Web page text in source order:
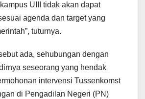
UIII tidak akan dapat
agenda dan target yang
tuturnya.
ada, sehubungan dengan
seseorang yang hendak
intervensi Tussenkomst
di Pengadilan Negeri (PN)